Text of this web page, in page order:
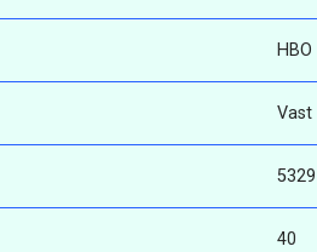
HBO
Vast
5329
40